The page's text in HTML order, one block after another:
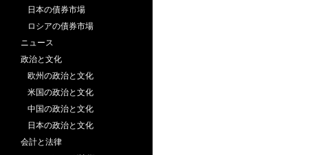
日本の債券市場
ロシアの債券市場
ニュース
政治と文化
欧州の政治と文化
米国の政治と文化
中国の政治と文化
日本の政治と文化
会計と法律